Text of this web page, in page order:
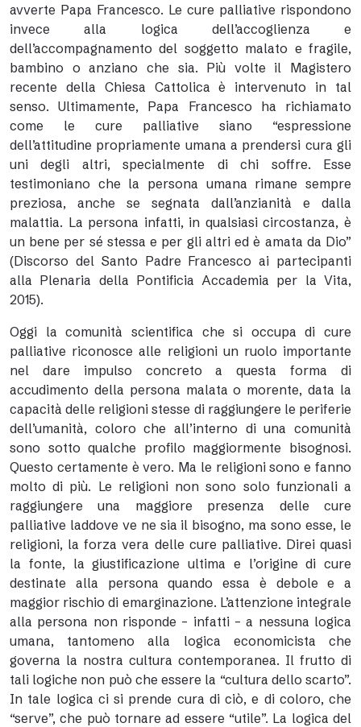
avverte Papa Francesco. Le cure palliative rispondono
invece alla logica dell’accoglienza e
dell’accompagnamento del soggetto malato e fragile,
bambino o anziano che sia. Più volte il Magistero
recente della Chiesa Cattolica è intervenuto in tal
senso. Ultimamente, Papa Francesco ha richiamato
come le cure palliative siano “espressione
dell’attitudine propriamente umana a prendersi cura gli
uni degli altri, specialmente di chi soffre. Esse
testimoniano che la persona umana rimane sempre
preziosa, anche se segnata dall’anzianità e dalla
malattia. La persona infatti, in qualsiasi circostanza, è
un bene per sé stessa e per gli altri ed è amata da Dio”
(Discorso del Santo Padre Francesco ai partecipanti
alla Plenaria della Pontificia Accademia per la Vita,
2015).
Oggi la comunità scientifica che si occupa di cure
palliative riconosce alle religioni un ruolo importante
nel dare impulso concreto a questa forma di
accudimento della persona malata o morente, data la
capacità delle religioni stesse di raggiungere le periferie
dell’umanità, coloro che all’interno di una comunità
sono sotto qualche profilo maggiormente bisognosi.
Questo certamente è vero. Ma le religioni sono e fanno
molto di più. Le religioni non sono solo funzionali a
raggiungere una maggiore presenza delle cure
palliative laddove ve ne sia il bisogno, ma sono esse, le
religioni, la forza vera delle cure palliative. Direi quasi
la fonte, la giustificazione ultima e l’origine di cure
destinate alla persona quando essa è debole e a
maggior rischio di emarginazione. L’attenzione integrale
alla persona non risponde – infatti – a nessuna logica
umana, tantomeno alla logica economicista che
governa la nostra cultura contemporanea. Il frutto di
tali logiche non può che essere la “cultura dello scarto”.
In tale logica ci si prende cura di ciò, e di coloro, che
“serve”, che può tornare ad essere “utile”. La logica del